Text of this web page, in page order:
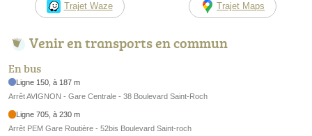
Trajet Waze Trajet Maps
Venir en transports en commun
En bus
Ligne 150, à 187 m
Arrêt AVIGNON - Gare Centrale - 38 Boulevard Saint-Roch
Ligne 705, à 230 m
Arrêt PEM Gare Routière - 52bis Boulevard Saint-roch